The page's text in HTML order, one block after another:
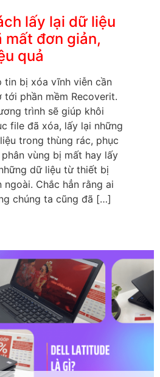
lấy lại dữ liệu
mất đơn giản,
quả
tin bị xóa vĩnh viễn cần
tới phần mềm Recoverit.
trình sẽ giúp khôi
file đã xóa, lấy lại những
trong thùng rác, phục
vùng bị mất hay lấy
dữ liệu từ thiết bị
ngoài. Chắc hẳn rằng ai
chúng ta cũng đã […]